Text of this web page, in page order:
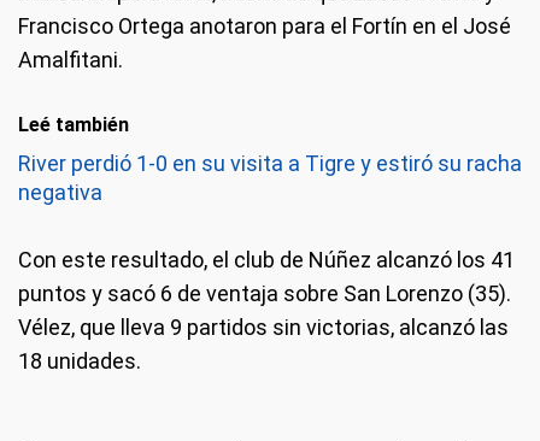
Francisco Ortega anotaron para el Fortín en el José
Amalfitani.
Leé también
River perdió 1-0 en su visita a Tigre y estiró su racha
negativa
Con este resultado, el club de Núñez alcanzó los 41
puntos y sacó 6 de ventaja sobre San Lorenzo (35).
Vélez, que lleva 9 partidos sin victorias, alcanzó las
18 unidades.